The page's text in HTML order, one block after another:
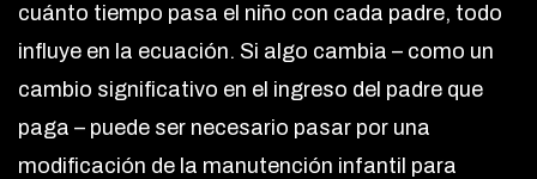
cuánto tiempo pasa el niño con cada padre, todo
influye en la ecuación. Si algo cambia – como un
cambio significativo en el ingreso del padre que
paga – puede ser necesario pasar por una
modificación de la manutención infantil para